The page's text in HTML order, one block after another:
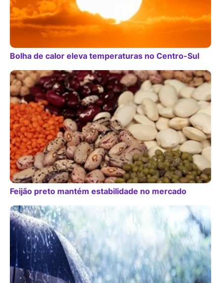
Bolha de calor eleva temperaturas no Centro-Sul
Feijão preto mantém estabilidade no mercado